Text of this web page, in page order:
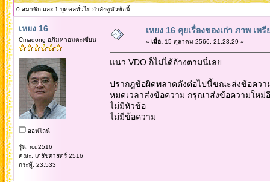
0 สมาชิก และ 1 บุคคลทั่วไป กำลังดูหัวข้อนี้
เหยง 16
Cmadong อภิมหาอมตะเซียน
ออฟไลน์
รุ่น: rcu2516
คณะ: เภสัชศาสตร์ 2516
กระทู้: 23,533
เหยง 16 คุยเรื่องของเก่า ภาพ เห
« เมื่อ:15 ตุลาคม 2566, 21:23:29 »
แนว VDO ก็ไม่ได้อ้างตามนี้เลย.......
ปรากฎข้อผิดพลาดตังต่อไปนี้ขณะส่งข้อควา
หมดเวลาส่งข้อความ กรุณาส่งข้อความใหม่
ไม่มีหัวข้อ
ไม่มีข้อความ